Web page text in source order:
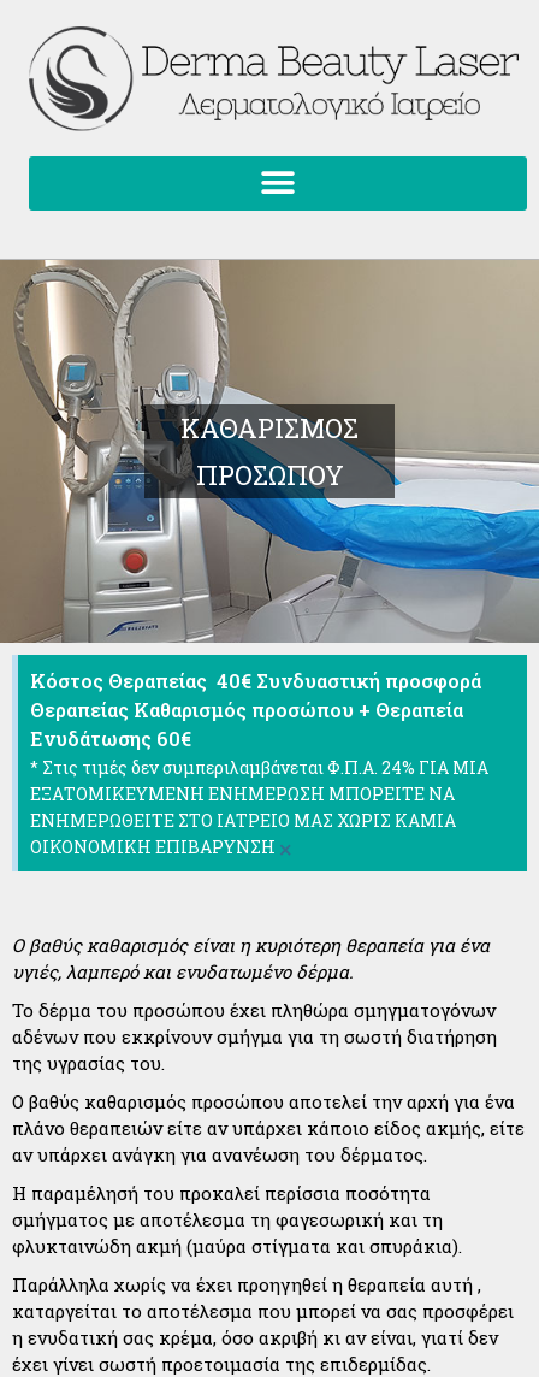
ΚΑΘΑΡΙΣΜΟΣ
ΠΡΟΣΩΠΟΥ
Κόστος Θεραπείας 40€ Συνδυαστική προσφορά
Θεραπείας Καθαρισμός προσώπου + Θεραπεία
Ενυδάτωσης 60€
* Στις τιμές δεν συμπεριλαμβάνεται Φ.Π.Α. 24% ΓΙΑ ΜΙΑ
ΕΞΑΤΟΜΙΚΕΥΜΕΝΗ ΕΝΗΜΕΡΩΣΗ ΜΠΟΡΕΙΤΕ ΝΑ
ΕΝΗΜΕΡΩΘΕΙΤΕ ΣΤΟ ΙΑΤΡΕΙΟ ΜΑΣ ΧΩΡΙΣ ΚΑΜΙΑ
ΟΙΚΟΝΟΜΙΚΗ ΕΠΙΒΑΡΥΝΣΗ ×
Oβαθύς καθαρισμός είναι η κυριότερη θεραπεία για ένα
υγιές, λαμπερό και ενυδατωμένο δέρμα.
Το δέρμα του προσώπου έχει πληθώρα σμηγματογόνων
αδένων που εκκρίνουν σμήγμα για τη σωστή διατήρηση
της υγρασίας του.
Ο βαθύς καθαρισμός προσώπου αποτελεί την αρχή για ένα
πλάνο θεραπειών είτε αν υπάρχει κάποιο είδος ακμής, είτε
αν υπάρχει ανάγκη για ανανέωση του δέρματος.
Η παραμέλησή του προκαλεί περίσσια ποσότητα
σμήγματος με αποτέλεσμα τη φαγεσωρική και τη
φλυκταινώδη ακμή (μαύρα στίγματα και σπυράκια).
Παράλληλα χωρίς να έχει προηγηθεί η θεραπεία αυτή ,
καταργείται το αποτέλεσμα που μπορεί να σας προσφέρει
η ενυδατική σας κρέμα, όσο ακριβή κι αν είναι, γιατί δεν
έχει γίνει σωστή προετοιμασία της επιδερμίδας.